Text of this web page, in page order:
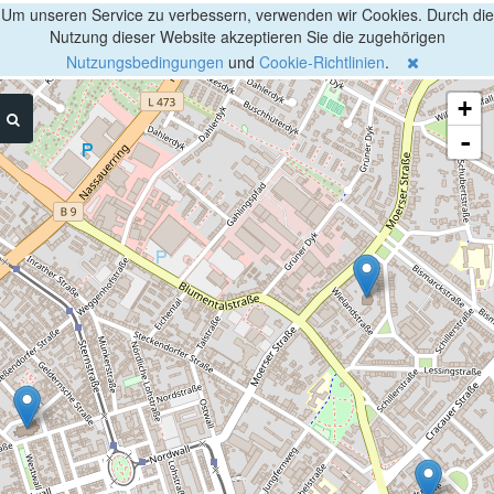
Um unseren Service zu verbessern, verwenden wir Cookies. Durch die
Nutzung dieser Website akzeptieren Sie die zugehörigen
Nutzungsbedingungen und Cookie-Richtlinien.
+
-